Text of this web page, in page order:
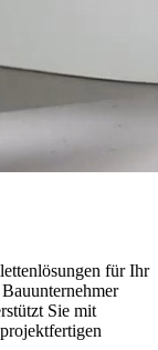
für Ihr
Sie mit